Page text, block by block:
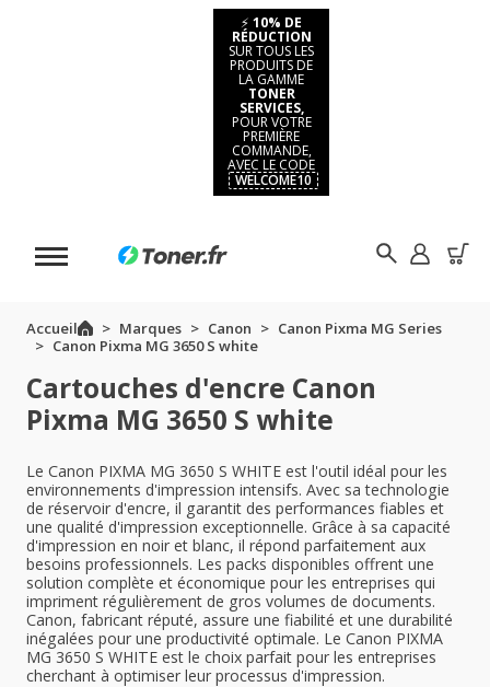
⚡ 10% DE
RÉDUCTION
SUR TOUS LES
PRODUITS DE
LA GAMME
TONER
SERVICES,
POUR VOTRE
PREMIÈRE
COMMANDE,
AVEC LE CODE
WELCOME10
Accueil Marques Canon
Canon Pixma MG Series
Canon Pixma MG 3650 S white
Cartouches d'encre Canon
Pixma MG 3650 S white
Le Canon PIXMA MG 3650 S WHITE est l'outil idéal pour les
environnements d'impression intensifs. Avec sa technologie
de réservoir d'encre, il garantit des performances fiables et
une qualité d'impression exceptionnelle. Grâce à sa capacité
d'impression en noir et blanc, il répond parfaitement aux
besoins professionnels. Les packs disponibles offrent une
solution complète et économique pour les entreprises qui
impriment régulièrement de gros volumes de documents.
Canon, fabricant réputé, assure une fiabilité et une durabilité
inégalées pour une productivité optimale. Le Canon PIXMA
MG 3650 S WHITE est le choix parfait pour les entreprises
cherchant à optimiser leur processus d'impression.